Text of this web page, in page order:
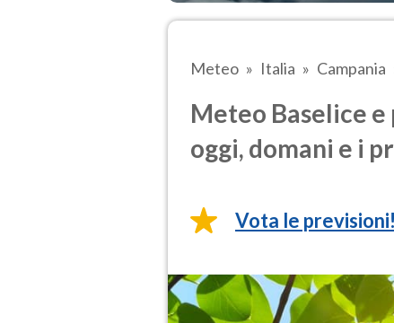
Meteo Italia Campania
Meteo Baselice
oggi, domani e i
Vota le previsioni!